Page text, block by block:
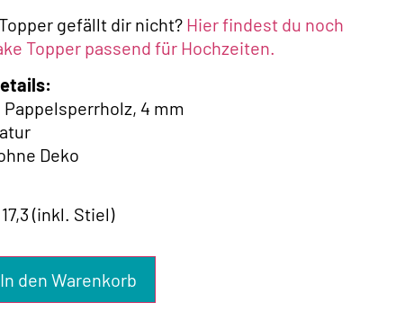
gefällt dir nicht? Hier findest du noch
Topper passend für Hochzeiten.
Pappelsperrholz, 4 mm
Deko
(inkl. Stiel)
In den Warenkorb